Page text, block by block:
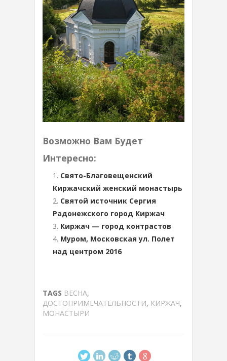
Возможно Вам Будет
Интересно:
Свято-Благовещенский
Киржачский женский монастырь
Святой источник Сергия
Радонежского город Киржач
Киржач — город контрастов
Муром, Московская ул. Полет
над центром 2016
TAGS ВЕСНА,
ДОСТОПРИМЕЧАТЕЛЬНОСТИ, КИРЖАЧ,
МОНАСТЫРИ